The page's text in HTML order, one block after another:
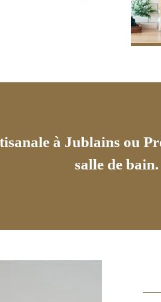
à Jublains ou
salle de bain.